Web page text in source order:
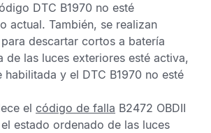
DTC B1970 no esté
actual. También, se realizan
descartar cortos a batería
de las luces exteriores esté activa,
habilitada y el DTC B1970 no esté
el código de falla B2472 OBDII
estado ordenado de las luces